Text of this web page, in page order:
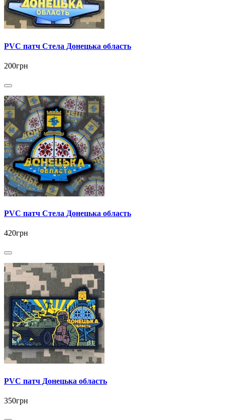
PVC патч Стела Донецька область
200грн
PVC патч Стела Донецька область
420грн
PVC патч Донецька область
350грн